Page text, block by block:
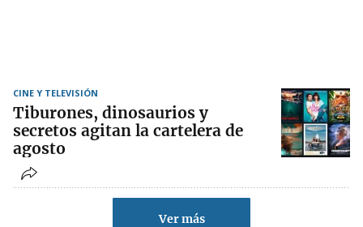
CINE Y TELEVISIÓN
Tiburones, dinosaurios y
secretos agitan la cartelera de
agosto
Ver más